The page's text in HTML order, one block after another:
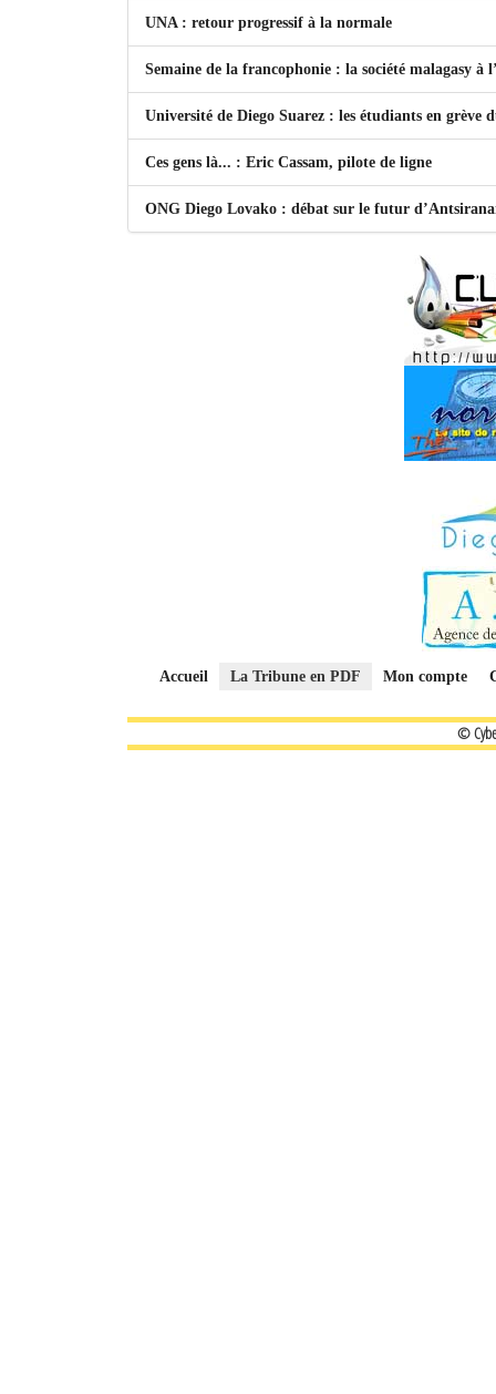
UNA : retour progressif à la normale
Semaine de la francophonie : la société malagasy à
Université de Diego Suarez : les étudiants en grève
Ces gens là... : Eric Cassam, pilote de ligne
ONG Diego Lovako : débat sur le futur
Accueil La Tribune en PDF Mon compte
©